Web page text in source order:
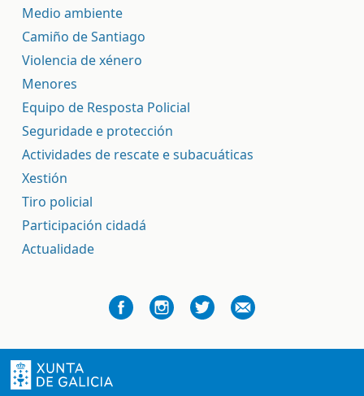
Medio ambiente
Camiño de Santiago
Violencia de xénero
Menores
Equipo de Resposta Policial
Seguridade e protección
Actividades de rescate e subacuáticas
Xestión
Tiro policial
Participación cidadá
Actualidade